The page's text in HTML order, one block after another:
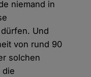
niemand in
Und
von rund 90
solchen
die